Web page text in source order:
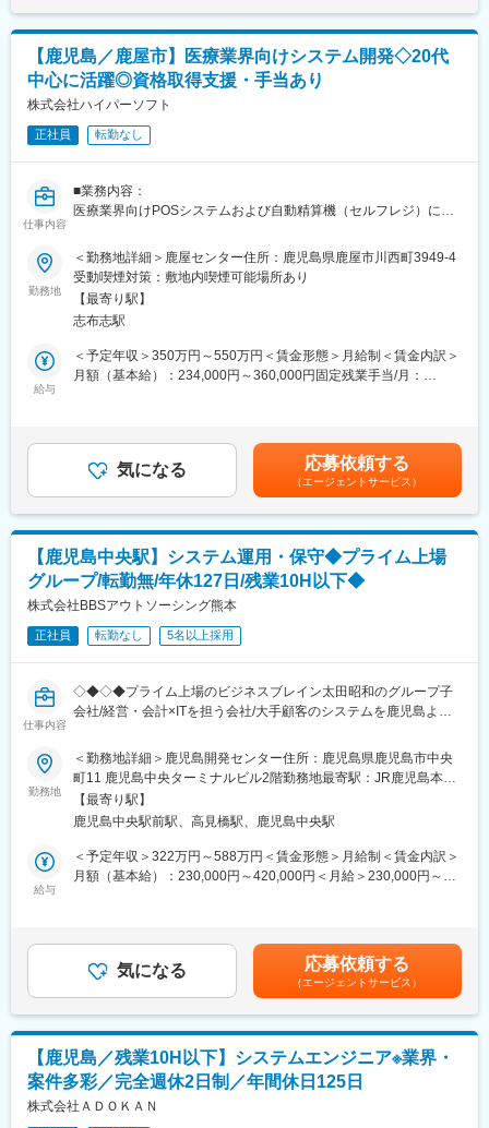
全国で年間100名以上の方が正社員化されております。
■目標設定
ノルマはなく「販売実績やお客様満足度」に関する目標を設定い
たします。
販売目標は、チームとしての目標値が各クルーに分配される仕組
みのため、チームで協力し合い達成していく文化がございます。
その他、定性観点でも詳細に目標設定を行うため、ご自身が日々
業務で意識することを明確に定め、やりがいや達成感をもって働
ける環境です。
シフト制のため、毎月シフト提出時に希望をご提示していただけ
れば、比較的通りやすい環境です。（土日祝出社必須）
変更の範囲：会社の定める業務
■具体的な業務内容
・調剤薬局へのレセコン・関連システム提案
・新規／既存顧客への訪問
・業務フロー・経営課題・将来構想のヒアリング
・課題整理・要件定義・ソリューション提案
・見積作成／契約対応／導入スケジュール調整
・インストラクター・サポート部門との連携
・導入後フォロー・追加提案
・顧客の声を社内へ共有し、製品改善に反映
＼このポジションの魅力／
（1） 価格勝負ではない、顧客志向の営業
・「安いから」ではなく、使いやすい・続けやすい・安心できる
で選ばれる
・丁寧なサポート体制が選ばれるポイント
・関係構築・提案にしっかり時間をかけられる環境
・達成可能性を考慮した目標設定
（3） 医療×ITという成長市場
医療業界 × DXは今後も確実に拡大。
2025年より医療DXを牽引するカケハシグループに参画し
さらに安定性と成長性を兼ね備えたフェーズです。
■入社後の流れ
入社後は研修や同行訪問を通じて、薬局業務や商品知識を基礎か
の高い案件は拠点長や他拠点と連携し、チームで対応します。
支店長、営業1名、インストラクター1名（２名体制に向けて募集
中）、フィールドサポート1名
変更の範囲：会社の定める業務
成の平均支給額：60,000円／年半期達成の支給実績：0～250,000
円／年※直近年度、一般社員の実績賃金はあくまでも目安の金額で
あり、選考を通じて上下する可能性があります。月給(月額)は固定
手当を含めた表記です。
【鹿児島／鹿屋市】医療業界向けシステム開発◇20代
中心に活躍◎資格取得支援・手当あり
株式会社ハイパーソフト
正社員 転勤なし
仕事内容
■業務内容：
医療業界向けPOSシステムおよび自動精算機（セルフレジ）に関
■組織構成：
社員数56名（平均年齢約35歳）
■魅力
・完全週休2日制（土日祝）、年末年始、夏季休暇を合わせて年間
休日120日！もちろん年次有給休暇は別途付与ですので、実質年
す。（育児休業実績：男性1名、女性3名）
け、数々の業界に貢献するシステム開発に携わってきました。
特に美容業界向けPOSレジシステムの開発に力を入れており、ユ
ーザーからユーザーへと紹介でシステムを広げていただき、ユー
ザー数は30年で4000店舗へと成長を遂げています。
開発から営業、サポートまで全て自社で一貫して行っていること
で、他社にはないスピードでのバージョンアップを次々と実現！
2016年からは海外展開がスタートさせ、国内のPOSレジシステム
を各国にフィットさせて提供しています。
国内同様に国外でも顧客を増やしており、今後の成長が見込める
事業となりつつあります。
勤務地
＜勤務地詳細＞鹿屋センター住所：鹿児島県鹿屋市川西町3949-4
受動喫煙対策：敷地内喫煙可能場所あり
【最寄り駅】
志布志駅
給与
＜予定年収＞350万円～550万円＜賃金形態＞月給制＜賃金内訳＞
月額（基本給）：234,000円～360,000円固定残業手当/月：
年収は賞与を含んだ金額です。■賞与：年2回を含む（昨年度実
績：2.8ヵ月分） 賃金はあくまでも目安の金額であり、選考を通じ
て上下する可能性があります。月給(月額)は固定手当を含めた表記
です。
気になる 応募依頼する
（エージェントサービス）
【鹿児島中央駅】システム運用・保守◆プライム上場
グループ/転勤無/年休127日/残業10H以下◆
株式会社BBSアウトソーシング熊本
正社員 転勤なし 5名以上採用
仕事内容
◇◆◇◆プライム上場のビジネスブレイン太田昭和のグループ子
会社/経営・会計×ITを担う会社/大手顧客のシステムを鹿児島より
な環境/ワークライフバランス充実！ ◆◇◆◇
■業務概要：
大手ソフトウェアメーカーやSIerからの委託を受け、以下のよう
な運用・保守業務に従事していただきます。
■業務内容
・サーバ構築・アップデート
・ミドルウェア構築・アップデート
■働き方の魅力：
・転勤無で地元に腰を据えて働くことができる！
・大手G会社で安定性◎
・残業10H以下でワークライフバランスを保てる
勤務地
＜勤務地詳細＞鹿児島開発センター住所：鹿児島県鹿児島市中央
町11 鹿児島中央ターミナルビル2階勤務地最寄駅：JR鹿児島本線
／鹿児島中央駅受動喫煙対策：屋内全面禁煙変更の範囲：無
【最寄り駅】
鹿児島中央駅前駅、高見橋駅、鹿児島中央駅
給与
＜予定年収＞322万円～588万円＜賃金形態＞月給制＜賃金内訳＞
月額（基本給）：230,000円～420,000円＜月給＞230,000円～
あり、選考を通じて上下する可能性があります。月給(月額)は固定
手当を含めた表記です。
気になる 応募依頼する
（エージェントサービス）
【鹿児島／残業10H以下】システムエンジニア※業界・
案件多彩／完全週休2日制／年間休日125日
株式会社ＡＤＯＫＡＮ